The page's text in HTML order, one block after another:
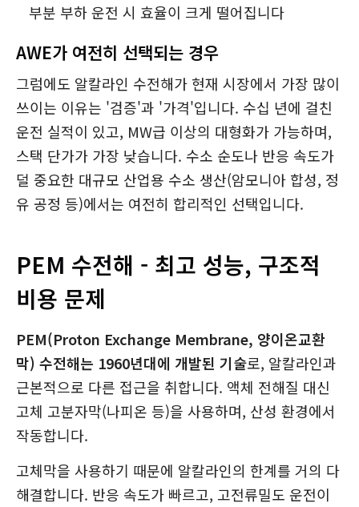
부분 부하 운전 시 효율이 크게 떨어집니다
AWE가 여전히 선택되는 경우
그럼에도 알칼라인 수전해가 현재 시장에서 가장 많이
쓰이는 이유는 '검증'과 '가격'입니다. 수십 년에 걸친
운전 실적이 있고, MW급 이상의 대형화가 가능하며,
스택 단가가 가장 낮습니다. 수소 순도나 반응 속도가
덜 중요한 대규모 산업용 수소 생산(암모니아 합성, 정
유 공정 등)에서는 여전히 합리적인 선택입니다.
PEM 수전해 - 최고 성능, 구조적
비용 문제
PEM(Proton Exchange Membrane, 양이온교환
막) 수전해는 1960년대에 개발된 기술로, 알칼라인과
근본적으로 다른 접근을 취합니다. 액체 전해질 대신
고체 고분자막(나피온 등)을 사용하며, 산성 환경에서
작동합니다.
고체막을 사용하기 때문에 알칼라인의 한계를 거의 다
해결합니다. 반응 속도가 빠르고, 고전류밀도 운전이